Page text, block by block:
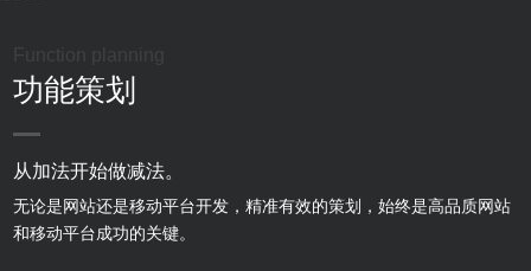
功能策划
从加法开始做减法。
无论是网站还是移动平台开发，精准有效的策划，始终是高品质网站
和移动平台成功的关键。